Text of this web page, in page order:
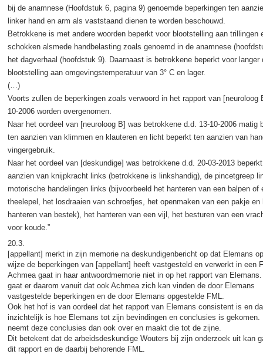
bij de anamnese (Hoofdstuk 6, pagina 9) genoemde beperkingen ten
linker hand en arm als vaststaand dienen te worden beschouwd.
Betrokkene is met andere woorden beperkt voor blootstelling aan trillingen
schokken alsmede handbelasting zoals genoemd in de anamnese
het dagverhaal (hoofdstuk 9). Daarnaast is betrokkene beperkt voor langer
blootstelling aan omgevingstemperatuur van 3° C en lager.
(…)
Voorts zullen de beperkingen zoals verwoord in het rapport van [neuroloog
10-2006 worden overgenomen.
Naar het oordeel van [neuroloog B] was betrokkene d.d. 13-10-2006 matig
ten aanzien van klimmen en klauteren en licht beperkt ten aanzien van
vingergebruik.
Naar het oordeel van [deskundige] was betrokkene d.d. 20-03-2013
aanzien van knijpkracht links (betrokkene is linkshandig), de pincetgreep
motorische handelingen links (bijvoorbeeld het hanteren van een balpen of
theelepel, het losdraaien van schroefjes, het openmaken van een pakje en
hanteren van bestek), het hanteren van een vijl, het besturen van een
voor koude.”
20.3.
[appellant] merkt in zijn memorie na deskundigenbericht op dat Elemans
wijze de beperkingen van [appellant] heeft vastgesteld en verwerkt in een
Achmea gaat in haar antwoordmemorie niet in op het rapport van
gaat er daarom vanuit dat ook Achmea zich kan vinden de door Elemans
vastgestelde beperkingen en de door Elemans opgestelde FML.
Ook het hof is van oordeel dat het rapport van Elemans consistent is en
inzichtelijk is hoe Elemans tot zijn bevindingen en conclusies is gekomen.
neemt deze conclusies dan ook over en maakt die tot de zijne.
Dit betekent dat de arbeidsdeskundige Wouters bij zijn onderzoek uit kan
dit rapport en de daarbij behorende FML.